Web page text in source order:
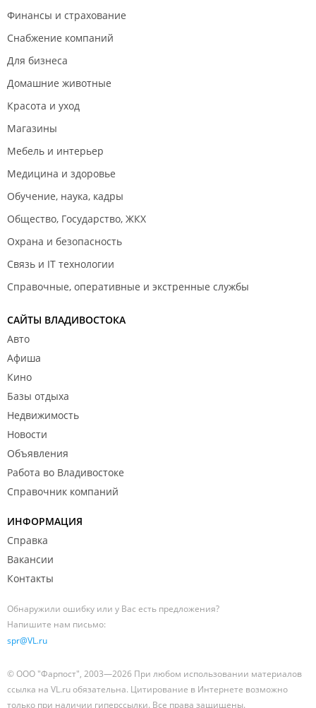
Финансы и страхование
Снабжение компаний
Для бизнеса
Домашние животные
Красота и уход
Магазины
Мебель и интерьер
Медицина и здоровье
Обучение, наука, кадры
Общество, Государство, ЖКХ
Охрана и безопасность
Связь и IT технологии
Справочные, оперативные и экстренные службы
САЙТЫ ВЛАДИВОСТОКА
Авто
Афиша
Кино
Базы отдыха
Недвижимость
Новости
Объявления
Работа во Владивостоке
Справочник компаний
ИНФОРМАЦИЯ
Справка
Вакансии
Контакты
Обнаружили ошибку или у Вас есть предложения?
Напишите нам письмо:
spr@VL.ru
© ООО "Фарпост", 2003—2026 При любом использовании материалов
ссылка на VL.ru обязательна. Цитирование в Интернете возможно
только при наличии гиперссылки. Все права защищены.